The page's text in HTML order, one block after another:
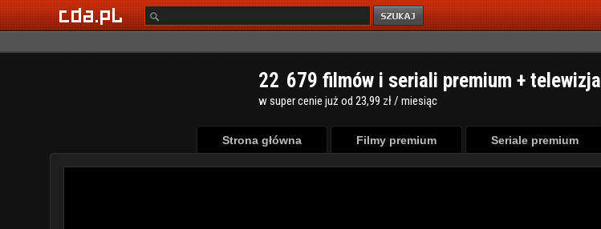
22 679 filmów i seriali premium + telewizja
w super cenie już od 23,99 zł / miesiąc
Strona główna Filmy premium Seriale premium